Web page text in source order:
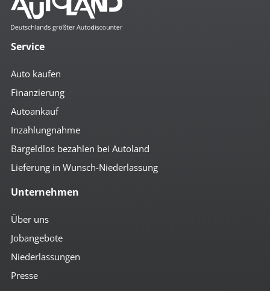
Service
Auto kaufen
Finanzierung
Autoankauf
Inzahlungnahme
Bargeldlos bezahlen bei Autoland
Lieferung in Wunsch-Niederlassung
Unternehmen
Über uns
Jobangebote
Niederlassungen
Presse